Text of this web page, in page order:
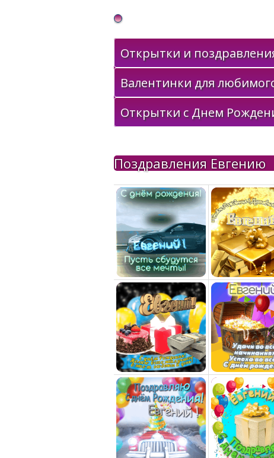
Gif Открытки в подарок
Открытки и
Валентинки для
Открытки с Днем
Поздравления Евгению